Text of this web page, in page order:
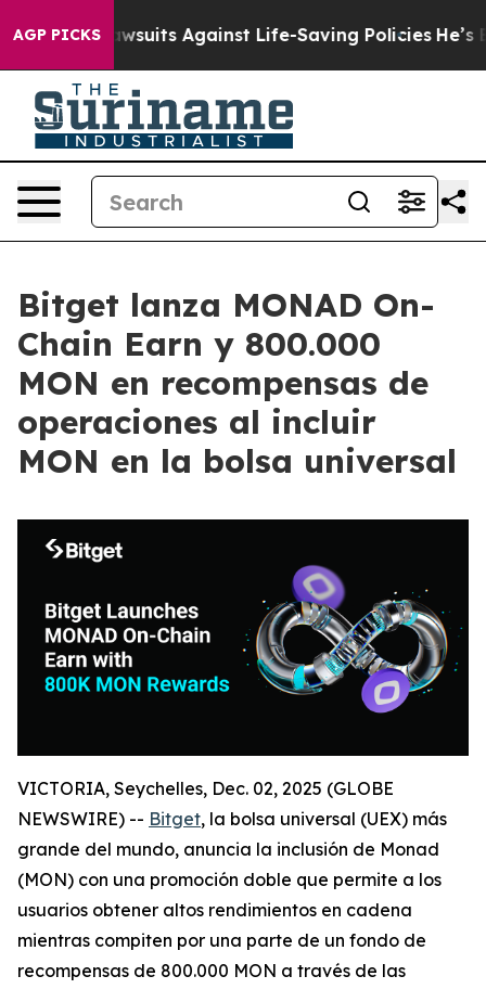
AGP PICKS
239 Lawsuits Against Life-Saving Policies He’s
Bitget lanza MONAD On-
Chain Earn y 800.000
MON en recompensas de
operaciones al incluir
MON en la bolsa universal
VICTORIA, Seychelles, Dec. 02, 2025 (GLOBE
NEWSWIRE) -- Bitget, la bolsa universal (UEX) más
grande del mundo, anuncia la inclusión de Monad
(MON) con una promoción doble que permite a los
usuarios obtener altos rendimientos en cadena
mientras compiten por una parte de un fondo de
recompensas de 800.000 MON a través de las